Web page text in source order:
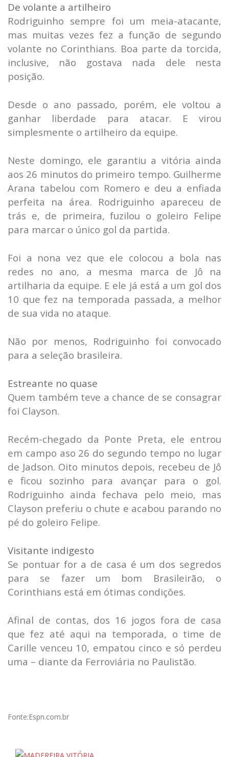
De volante a artilheiro
Rodriguinho sempre foi um meia-atacante,
mas muitas vezes fez a função de segundo
volante no Corinthians. Boa parte da torcida,
inclusive, não gostava nada dele nesta
posição.
Desde o ano passado, porém, ele voltou a
ganhar liberdade para atacar. E virou
simplesmente o artilheiro da equipe.
Neste domingo, ele garantiu a vitória ainda
aos 26 minutos do primeiro tempo. Guilherme
Arana tabelou com Romero e deu a enfiada
perfeita na área. Rodriguinho apareceu de
trás e, de primeira, fuzilou o goleiro Felipe
para marcar o único gol da partida.
Foi a nona vez que ele colocou a bola nas
redes no ano, a mesma marca de Jô na
artilharia da equipe. E ele já está a um gol dos
10 que fez na temporada passada, a melhor
de sua vida no ataque.
Não por menos, Rodriguinho foi convocado
para a seleção brasileira.
Estreante no quase
Quem também teve a chance de se consagrar
foi Clayson.
Recém-chegado da Ponte Preta, ele entrou
em campo aso 26 do segundo tempo no lugar
de Jadson. Oito minutos depois, recebeu de Jô
e ficou sozinho para avançar para o gol.
Rodriguinho ainda fechava pelo meio, mas
Clayson preferiu o chute e acabou parando no
pé do goleiro Felipe.
Visitante indigesto
Se pontuar for a de casa é um dos segredos
para se fazer um bom Brasileirão, o
Corinthians está em ótimas condições.
Afinal de contas, dos 16 jogos fora de casa
que fez até aqui na temporada, o time de
Carille venceu 10, empatou cinco e só perdeu
uma – diante da Ferroviária no Paulistão.
Fonte:Espn.com.br